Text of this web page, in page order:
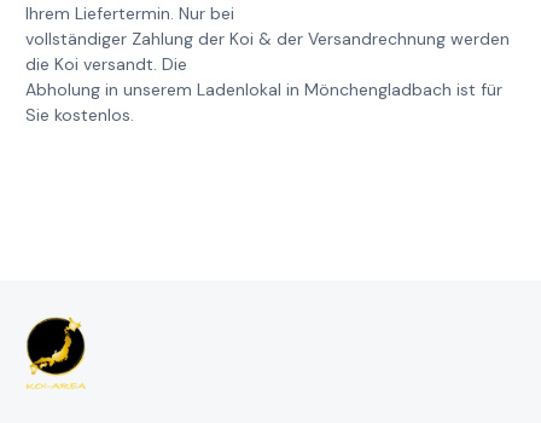
Ihrem Liefertermin. Nur bei
vollständiger Zahlung der Koi & der Versandrechnung werden
die Koi versandt. Die
Abholung in unserem Ladenlokal in Mönchengladbach ist für
Sie kostenlos.